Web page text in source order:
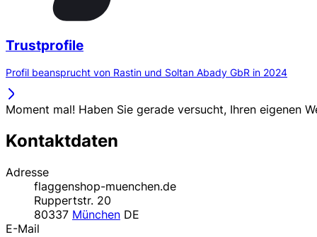
Trustprofile
Profil beansprucht von Rastin und Soltan Abady GbR in 2024
Moment mal! Haben Sie gerade versucht, Ihren eigenen
Kontaktdaten
Adresse
flaggenshop-muenchen.de
Ruppertstr. 20
80337 München DE
E-Mail